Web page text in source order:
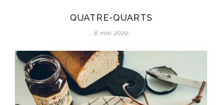
quarts
QUATRE-QUARTS
6 mai 2020